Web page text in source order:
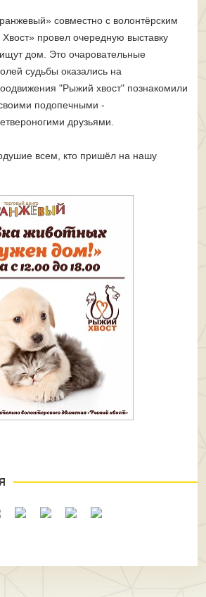
совместно с волонтёрским
провел очередную выставку
дом. Это очаровательные
судьбы оказались на
"Рыжий хвост" познакомили
подопечными -
друзьями.
всем, кто пришёл на нашу